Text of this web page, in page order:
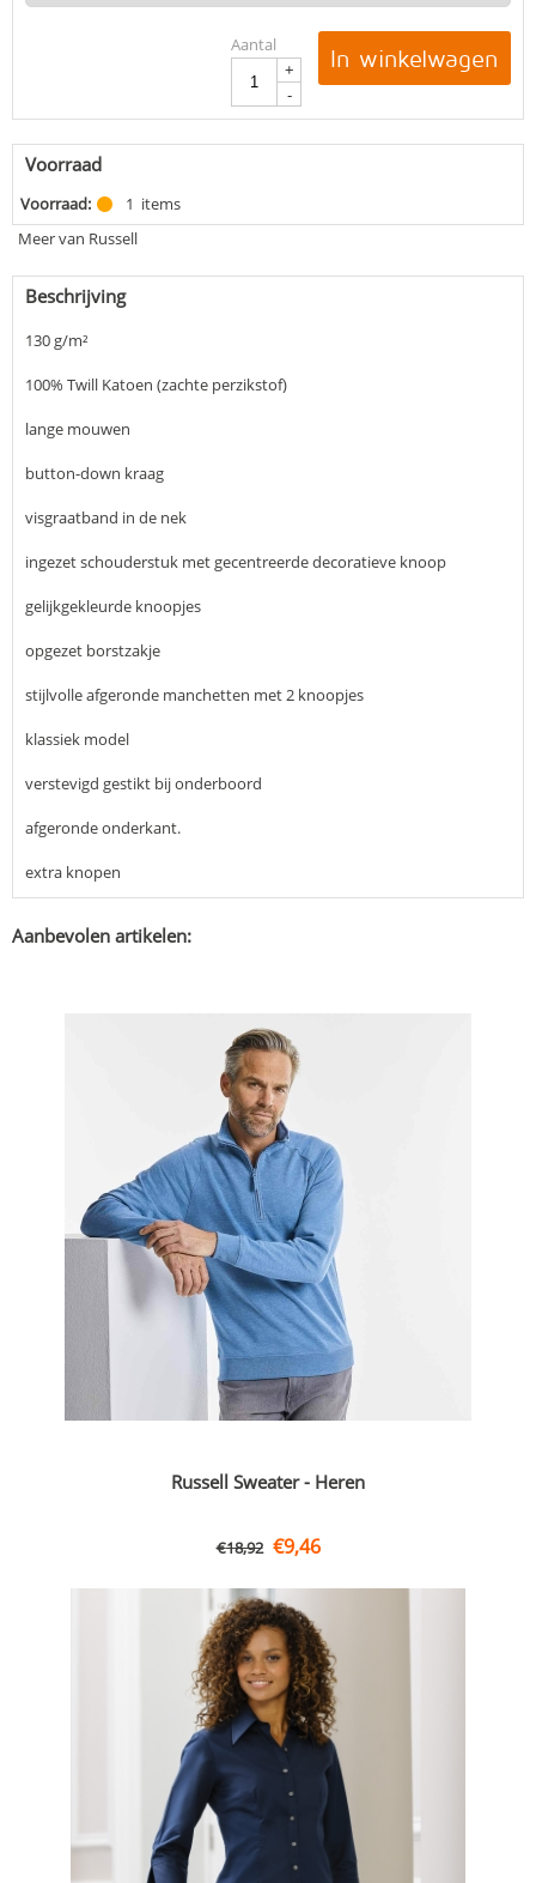
Aantal
+
-
In winkelwagen
Voorraad
Voorraad: 1 items
Meer van Russell
Beschrijving
130 g/m²
100% Twill Katoen (zachte perzikstof)
lange mouwen
button-down kraag
visgraatband in de nek
ingezet schouderstuk met gecentreerde decoratieve knoop
gelijkgekleurde knoopjes
opgezet borstzakje
stijlvolle afgeronde manchetten met 2 knoopjes
klassiek model
verstevigd gestikt bij onderboord
afgeronde onderkant.
extra knopen
Aanbevolen artikelen:
Russell Sweater - Heren
€18,92 €9,46